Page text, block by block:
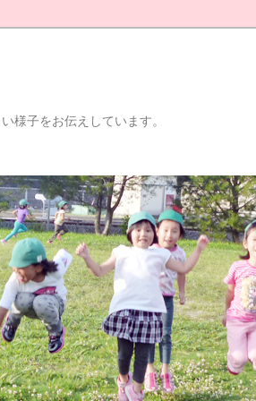
様子をお伝えしています。